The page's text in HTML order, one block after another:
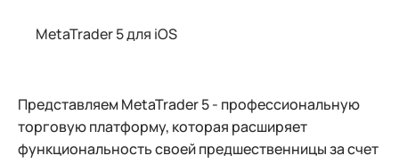
MetaTrader 5 для iOS
Представляем MetaTrader 5 - профессиональную
торговую платформу, которая расширяет
функциональность своей предшественницы за счет